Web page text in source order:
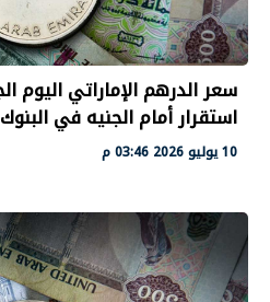
استقرار أمام الجنيه في البنوك
10 يوليو 2026 03:46 م